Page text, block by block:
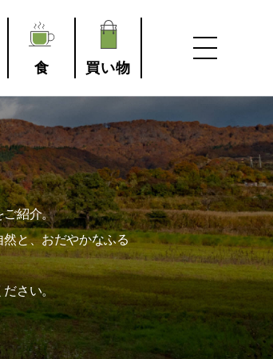
食 買い物
ご紹介。
と、おだやかなふる
さい。